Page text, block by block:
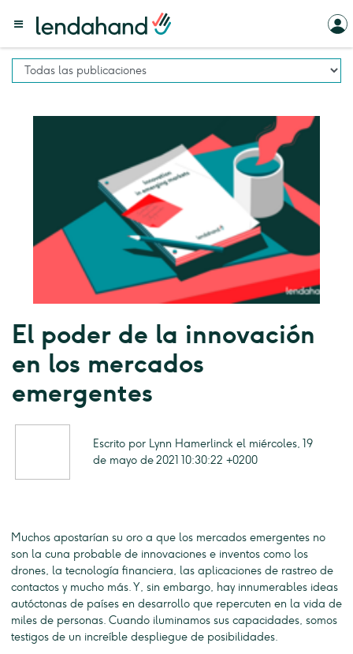
El poder de la innovación
en los mercados
emergentes
Escrito por Lynn Hamerlinck el miércoles, 19
de mayo de 2021 10:30:22 +0200
Muchos apostarían su oro a que los mercados emergentes no
son la cuna probable de innovaciones e inventos como los
drones, la tecnología financiera, las aplicaciones de rastreo de
contactos y mucho más. Y, sin embargo, hay innumerables ideas
autóctonas de países en desarrollo que repercuten en la vida de
miles de personas. Cuando iluminamos sus capacidades, somos
testigos de un increíble despliegue de posibilidades.